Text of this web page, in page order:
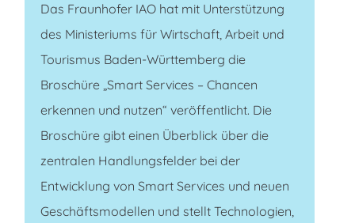
Das Fraunhofer IAO hat mit Unterstützung
des Ministeriums für Wirtschaft, Arbeit und
Tourismus Baden-Württemberg die
Broschüre „Smart Services – Chancen
erkennen und nutzen“ veröffentlicht. Die
Broschüre gibt einen Überblick über die
zentralen Handlungsfelder bei der
Entwicklung von Smart Services und neuen
Geschäftsmodellen und stellt Technologien,